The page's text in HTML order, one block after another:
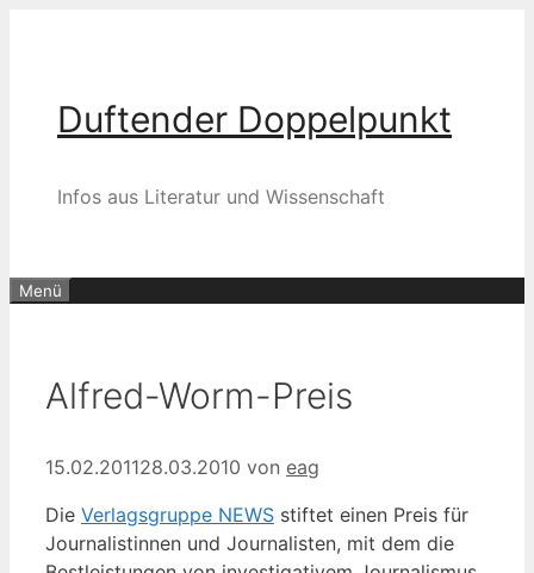
Duftender Doppelpunkt
Infos aus Literatur und Wissenschaft
Menü
Alfred-Worm-Preis
15.02.201128.03.2010 von eag
Die Verlagsgruppe NEWS stiftet einen Preis für
Journalistinnen und Journalisten, mit dem die